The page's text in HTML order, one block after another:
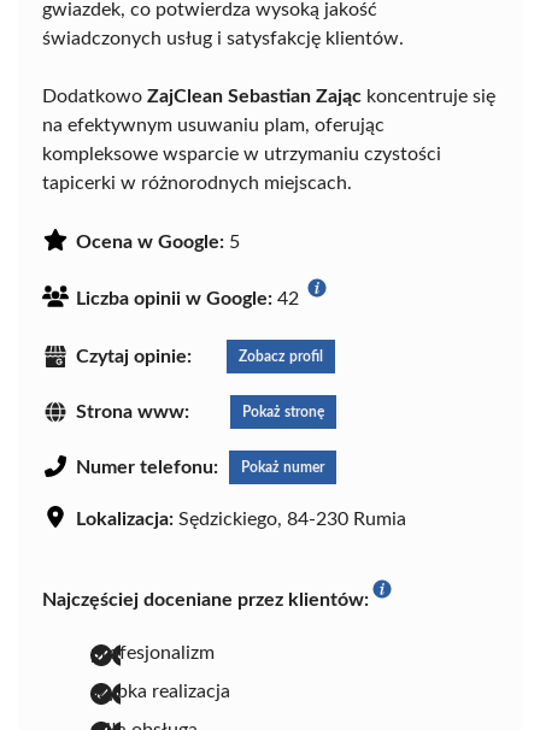
gwiazdek, co potwierdza wysoką jakość
świadczonych usług i satysfakcję klientów.
Dodatkowo ZajClean Sebastian Zając koncentruje się
na efektywnym usuwaniu plam, oferując
kompleksowe wsparcie w utrzymaniu czystości
tapicerki w różnorodnych miejscach.
Ocena w Google: 5
Liczba opinii w Google: 42
Czytaj opinie: Zobacz profil
Strona www: Pokaż stronę
Numer telefonu: Pokaż numer
Lokalizacja: Sędzickiego, 84-230 Rumia
Najczęściej doceniane przez klientów:
profesjonalizm
szybka realizacja